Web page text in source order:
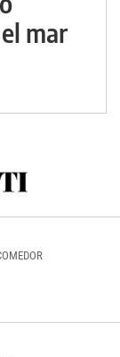
mar